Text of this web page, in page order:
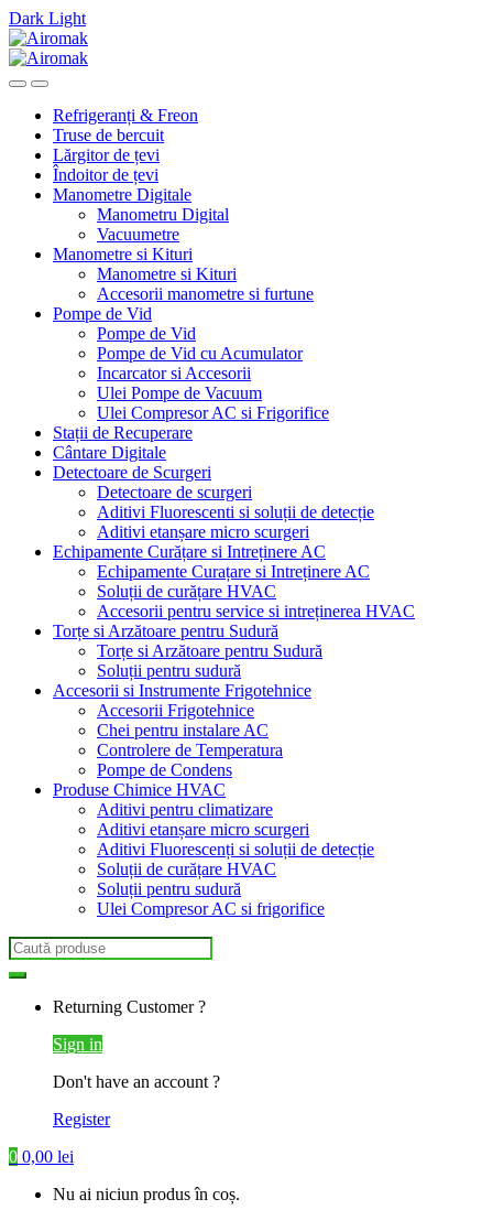
Dark Light
Skip
to
navigation
Skip
to
content
Refrigeranți & Freon
Truse de bercuit
Lărgitor de țevi
Îndoitor de țevi
Manometre Digitale
Manometru Digital
Vacuumetre
Manometre si Kituri
Manometre si Kituri
Accesorii manometre si furtune
Pompe de Vid
Pompe de Vid
Pompe de Vid cu Acumulator
Incarcator si Accesorii
Ulei Pompe de Vacuum
Ulei Compresor AC si Frigorifice
Stații de Recuperare
Cântare Digitale
Detectoare de Scurgeri
Detectoare de scurgeri
Aditivi Fluorescenti si soluții de detecție
Aditivi etanșare micro scurgeri
Echipamente Curățare si Intreținere AC
Echipamente Curațare si Intreținere AC
Soluții de curățare HVAC
Accesorii pentru service si intreținerea HVAC
Torțe si Arzătoare pentru Sudură
Torțe si Arzătoare pentru Sudură
Soluții pentru sudură
Accesorii si Instrumente Frigotehnice
Accesorii Frigotehnice
Chei pentru instalare AC
Controlere de Temperatura
Pompe de Condens
Produse Chimice HVAC
Aditivi pentru climatizare
Aditivi etanșare micro scurgeri
Aditivi Fluorescenți si soluții de detecție
Soluții de curățare HVAC
Soluții pentru sudură
Ulei Compresor AC si frigorifice
Search
for:
Returning Customer ?
Sign in
Don't have an account ?
Register
0 0,00 lei
Nu ai niciun produs în coș.